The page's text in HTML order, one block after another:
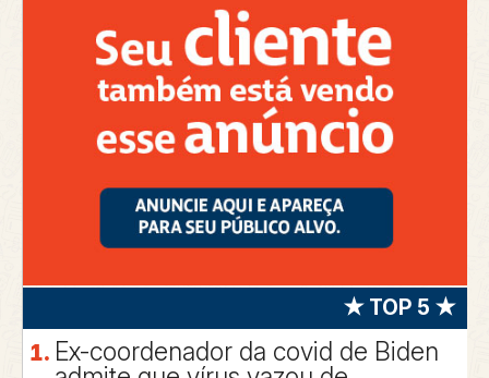
★ TOP 5 ★
Ex-coordenador da covid de Biden